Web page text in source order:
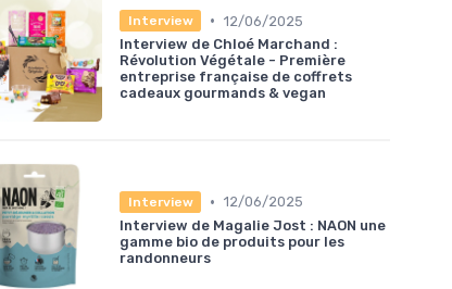
Interview • 12/06/2025
Interview de Chloé Marchand :
Révolution Végétale - Première
entreprise française de coffrets
cadeaux gourmands & vegan
Interview • 12/06/2025
Interview de Magalie Jost : NAON une
gamme bio de produits pour les
randonneurs